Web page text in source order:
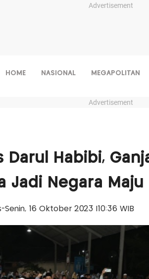
Advertisement
HOME NASIONAL MEGAPOLITAN
Advertisement
Darul Habibi,
Jadi Negara Maju
Senin, 16 Oktober 2023 |10:36 WIB